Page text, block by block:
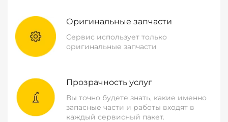
Оригинальные запчасти
Сервис использует только
оригинальные запчасти
Прозрачность услуг
Вы точно будете знать, какие именно
запасные части и работы входят в
каждый сервисный пакет.